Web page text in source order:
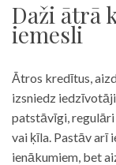
Daži ātrā
iemesli
Ātros kredītus,
izsniedz
patstāvīgi, regulāri
vai ķīla. Pastāv arī
ienākumiem, bet